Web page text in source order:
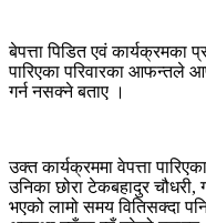
बेपत्ता पिडित एवं कार्यक्रमका
पारिएका परिवारका आफन्तले
गर्न नसक्ने बताए ।
उक्त कार्यक्रममा वेपत्ता
उनिका छोरा टेकबहादुर चौधरी,
भएको लामो समय वितिसक्दा पनि